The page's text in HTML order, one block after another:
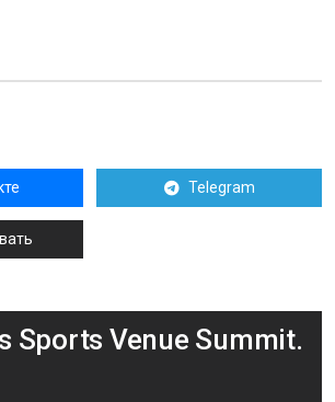
Telegram
Sports Venue Summit.